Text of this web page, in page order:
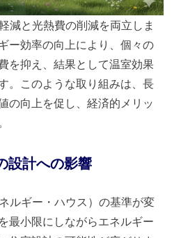
減と光熱費の削減を両立しま
ー効率の向上により、個々の
を抑え、結果として温室効果
。このような取り組みは、長
の向上を促し、経済的メリッ
設計への影響
ルギー・ハウス）の基準が変
最小限にしながらエネルギー